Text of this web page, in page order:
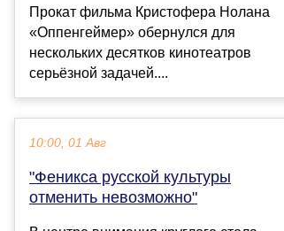
Прокат фильма Кристофера Нолана
«Оппенгеймер» обернулся для
нескольких десятков кинотеатров
серьёзной задачей....
10:00, 01 Авг
"Феникса русской культуры
отменить невозможно"